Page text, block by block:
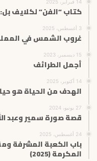
14 فبراير، 2025
كتاب “الفن” لكلايف
3 أغسطس، 2025
غروب الشمس في المملكة
15 ديسمبر، 2023
أجمل الطرائف
14 أكتوبر، 2025
الهدف من الحياة هو
27 يونيو، 2024
قصة صورة سمير وعبد
24 أغسطس، 2025
باب الكعبة المشرفة
المكرمة (2025)